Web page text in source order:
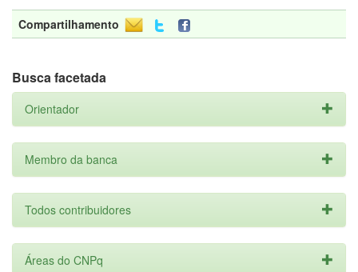
Compartilhamento
Busca facetada
Orientador
Membro da banca
Todos contribuidores
Áreas do CNPq